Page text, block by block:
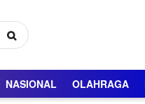
NASIONAL OLAHRAGA